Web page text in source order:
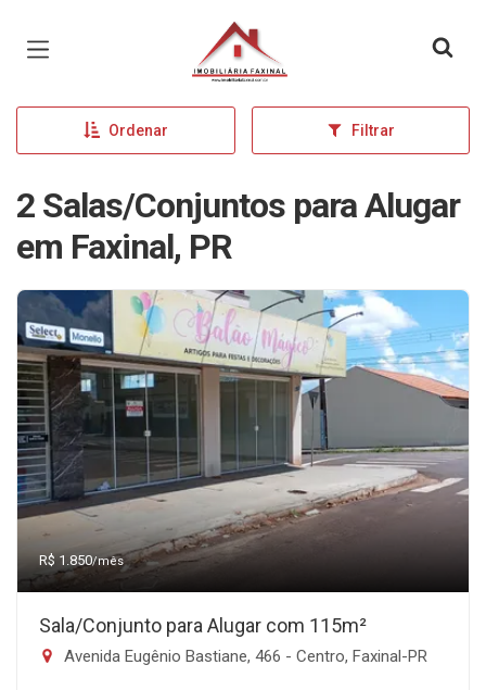
Página inicial
Ordenar Filtrar
2 Salas/Conjuntos para Alugar
em Faxinal, PR
R$ 1.850/mês
Sala/Conjunto para Alugar com 115m²
Avenida Eugênio Bastiane, 466 - Centro, Faxinal-PR